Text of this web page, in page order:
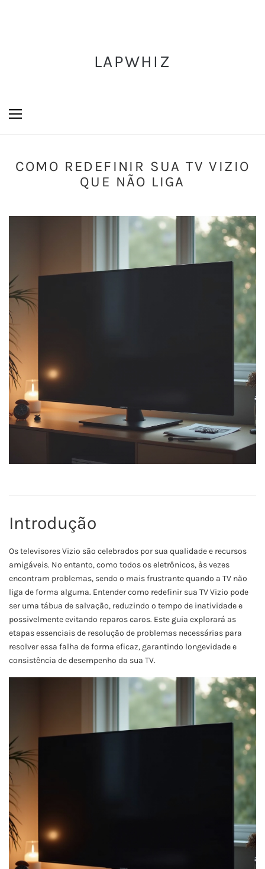
LAPWHIZ
COMO REDEFINIR SUA TV VIZIO
QUE NÃO LIGA
Introdução
Os televisores Vizio são celebrados por sua qualidade e recursos
amigáveis. No entanto, como todos os eletrônicos, às vezes
encontram problemas, sendo o mais frustrante quando a TV não
liga de forma alguma. Entender como redefinir sua TV Vizio pode
ser uma tábua de salvação, reduzindo o tempo de inatividade e
possivelmente evitando reparos caros. Este guia explorará as
etapas essenciais de resolução de problemas necessárias para
resolver essa falha de forma eficaz, garantindo longevidade e
consistência de desempenho da sua TV.